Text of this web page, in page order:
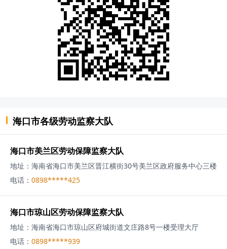
海口市各级劳动监察大队
海口市美兰区劳动保障监察大队
地址： 海南省海口市美兰区晋江横街30号美兰区政府服务中心三楼
电话： 0898*****425
海口市琼山区劳动保障监察大队
地址： 海南省海口市琼山区府城街道文庄路8号一楼受理大厅
电话： 0898*****939